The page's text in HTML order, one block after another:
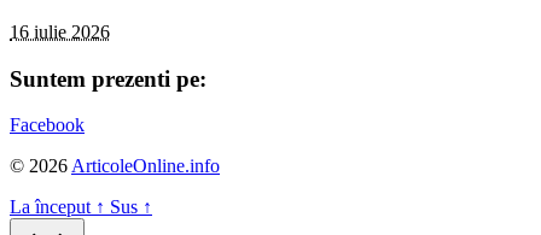
16 iulie 2026
Suntem prezenti pe:
Facebook
© 2026 ArticoleOnline.info
La început ↑ Sus ↑